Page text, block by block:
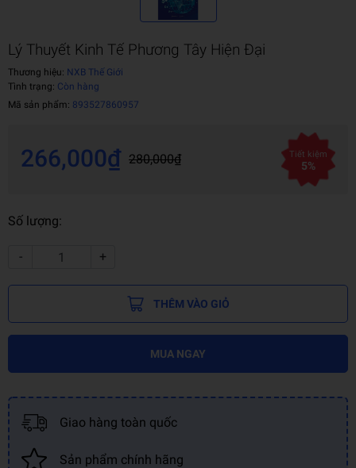
Lý Thuyết Kinh Tế Phương Tây Hiện Đại
Thương hiệu: NXB Thế Giới
Tình trạng: Còn hàng
Mã sản phẩm: 893527860957
266,000₫ 280,000₫ Tiết kiệm
5%
Số lượng:
- +
THÊM VÀO GIỎ
MUA NGAY
Giao hàng toàn quốc
Sản phẩm chính hãng